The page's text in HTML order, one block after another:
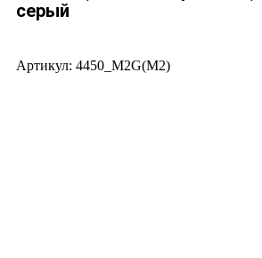
серый
Артикул: 4450_M2G(M2)